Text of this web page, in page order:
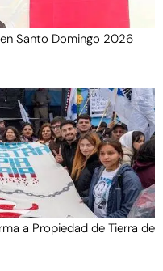
Santo Domingo 2026
a Propiedad de Tierra de